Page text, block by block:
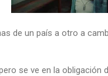
de un país a otro a
se ve en la obligación